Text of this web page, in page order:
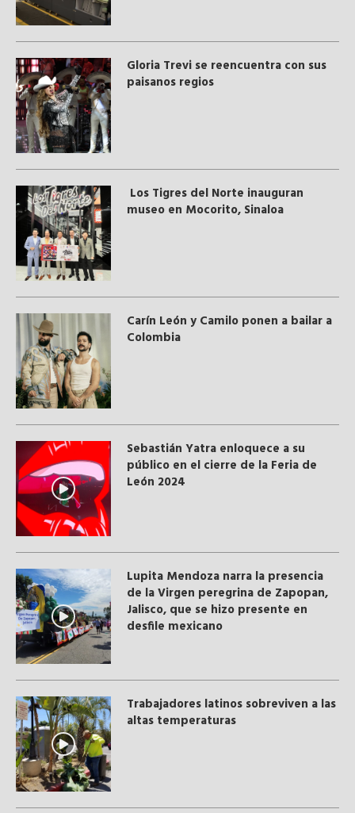
Gloria Trevi se reencuentra con sus
paisanos regios
Los Tigres del Norte inauguran
museo en Mocorito, Sinaloa
Carín León y Camilo ponen a bailar a
Colombia
Sebastián Yatra enloquece a su
público en el cierre de la Feria de
León 2024
Lupita Mendoza narra la presencia
de la Virgen peregrina de Zapopan,
Jalisco, que se hizo presente en
desfile mexicano
Trabajadores latinos sobreviven a las
altas temperaturas